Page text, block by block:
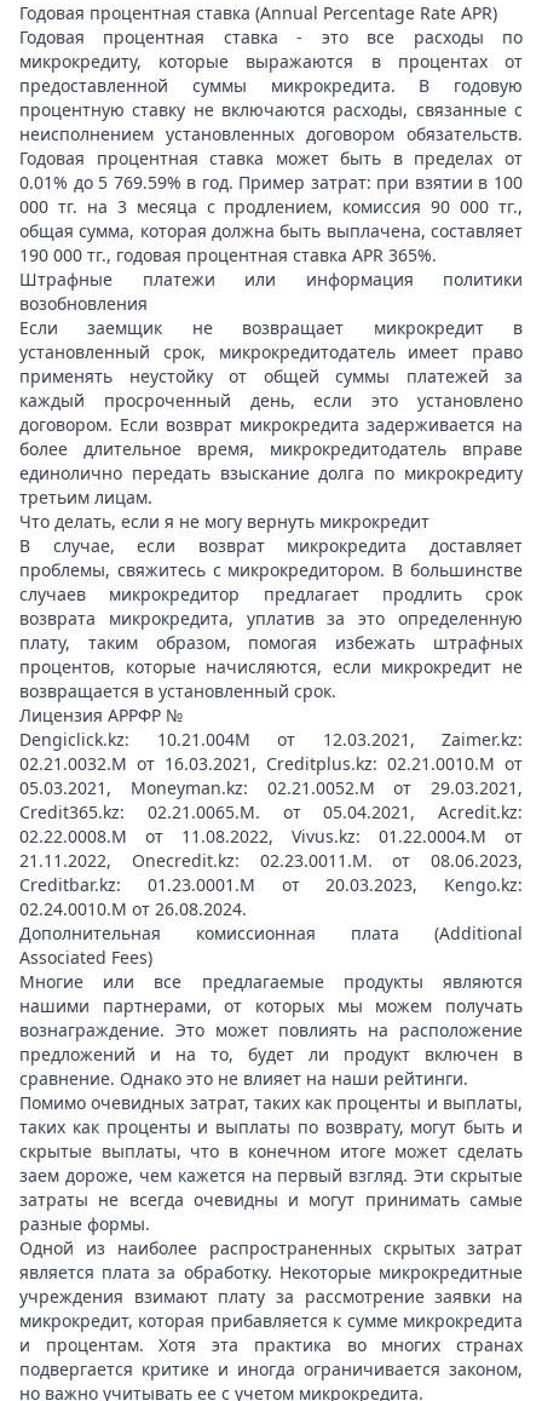
Годовая процентная ставка (Annual Percentage Rate APR)
Годовая процентная ставка - это все расходы по
микрокредиту, которые выражаются в процентах от
предоставленной суммы микрокредита. В годовую
процентную ставку не включаются расходы, связанные с
неисполнением установленных договором обязательств.
Годовая процентная ставка может быть в пределах от
0.01% до 5 769.59% в год. Пример затрат: при взятии в 100
000 тг. на 3 месяца с продлением, комиссия 90 000 тг.,
общая сумма, которая должна быть выплачена, составляет
190 000 тг., годовая процентная ставка APR 365%.
Штрафные платежи или информация политики
возобновления
Если заемщик не возвращает микрокредит в
установленный срок, микрокредитодатель имеет право
применять неустойку от общей суммы платежей за
каждый просроченный день, если это установлено
договором. Если возврат микрокредита задерживается на
более длительное время, микрокредитодатель вправе
единолично передать взыскание долга по микрокредиту
третьим лицам.
Что делать, если я не могу вернуть микрокредит
В случае, если возврат микрокредита доставляет
проблемы, свяжитесь с микрокредитором. В большинстве
случаев микрокредитор предлагает продлить срок
возврата микрокредита, уплатив за это определенную
плату, таким образом, помогая избежать штрафных
процентов, которые начисляются, если микрокредит не
возвращается в установленный срок.
Лицензия АРРФР №
Dengiclick.kz: 10.21.004М от 12.03.2021, Zaimer.kz:
02.21.0032.М от 16.03.2021, Creditplus.kz: 02.21.0010.M от
05.03.2021, Moneyman.kz: 02.21.0052.М от 29.03.2021,
Credit365.kz: 02.21.0065.M. от 05.04.2021, Acredit.kz:
02.22.0008.М от 11.08.2022, Vivus.kz: 01.22.0004.M от
21.11.2022, Onecredit.kz: 02.23.0011.M. от 08.06.2023,
Creditbar.kz: 01.23.0001.M от 20.03.2023, Kengo.kz:
02.24.0010.М от 26.08.2024.
Дополнительная комиссионная плата (Additional
Associated Fees)
Многие или все предлагаемые продукты являются
нашими партнерами, от которых мы можем получать
вознаграждение. Это может повлиять на расположение
предложений и на то, будет ли продукт включен в
сравнение. Однако это не влияет на наши рейтинги.
Помимо очевидных затрат, таких как проценты и выплаты,
таких как проценты и выплаты по возврату, могут быть и
скрытые выплаты, что в конечном итоге может сделать
заем дороже, чем кажется на первый взгляд. Эти скрытые
затраты не всегда очевидны и могут принимать самые
разные формы.
Одной из наиболее распространенных скрытых затрат
является плата за обработку. Некоторые микрокредитные
учреждения взимают плату за рассмотрение заявки на
микрокредит, которая прибавляется к сумме микрокредита
и процентам. Хотя эта практика во многих странах
подвергается критике и иногда ограничивается законом,
но важно учитывать ее с учетом микрокредита.